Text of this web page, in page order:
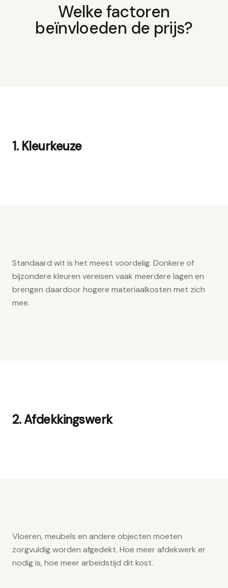
Welke factoren
beïnvloeden de prijs?
1. Kleurkeuze
Standaard wit is het meest voordelig. Donkere of
bijzondere kleuren vereisen vaak meerdere lagen en
brengen daardoor hogere materiaalkosten met zich
mee.
2. Afdekkingswerk
Vloeren, meubels en andere objecten moeten
zorgvuldig worden afgedekt. Hoe meer afdekwerk er
nodig is, hoe meer arbeidstijd dit kost.